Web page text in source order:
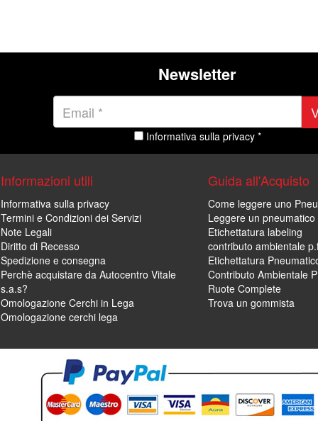
Newsletter
Informativa sulla privacy *
Informazioni utili
Informativa sulla privacy
Termini e Condizioni dei Servizi
Note Legali
Diritto di Recesso
Spedizione e consegna
Perchè acquistare da Autocentro Vitale
s.a.s?
Omologazione Cerchi in Lega
Omologazione cerchi lega
Guida all'Acquisto
Come leggere uno
Leggere un pneumatico
Etichettatura labeling
contributo ambientale
Etichettatura
Contributo Ambientale
Ruote Complete
Trova un gommista